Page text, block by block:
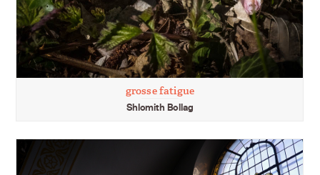
grosse fatigue
Shlomith Bollag